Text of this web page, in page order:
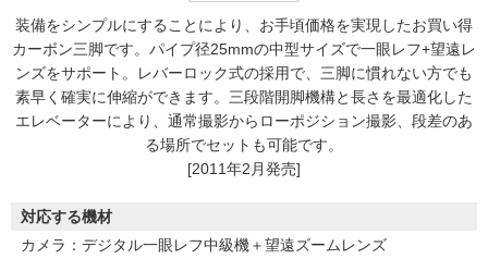
装備をシンプルにすることにより、お手頃価格を実現したお買い得
カーボン三脚です。パイプ径25mmの中型サイズで一眼レフ+望遠レ
ンズをサポート。レバーロック式の採用で、三脚に慣れない方でも
素早く確実に伸縮ができます。三段階開脚機構と長さを最適化した
エレベーターにより、通常撮影からローポジション撮影、段差のあ
る場所でセットも可能です。
[2011年2月発売]
対応する機材
カメラ：デジタル一眼レフ中級機＋望遠ズームレンズ